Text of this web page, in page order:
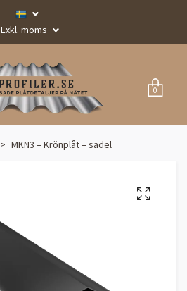
Exkl. moms
0
MKN3 – Krönplåt – sadel